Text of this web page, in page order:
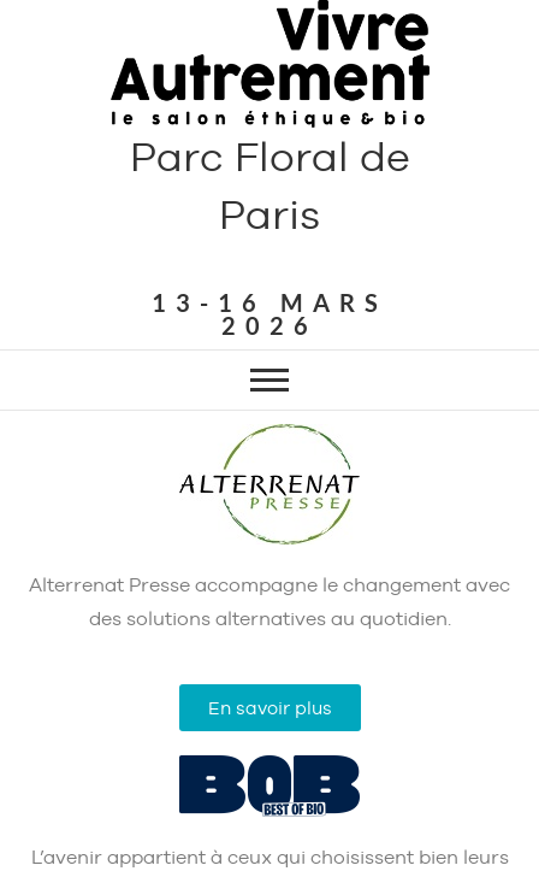
Parc Floral de
Paris
13-16 MARS
2026
Alterrenat Presse accompagne le changement avec
des solutions alternatives au quotidien.
En savoir plus
L’avenir appartient à ceux qui choisissent bien leurs